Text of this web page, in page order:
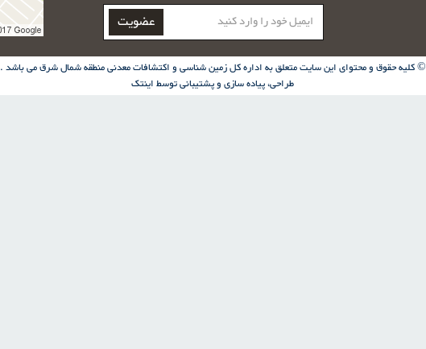
ایمیل
خود
را
وارد
کنید
عضویت
© کلیه حقوق و محتوای این سایت متعلق به اداره کل زمین شناسی و اکتشافات معدنی منطقه شمال شرق می باشد .
طراحی، پیاده سازی و پشتیبانی توسطاینتک